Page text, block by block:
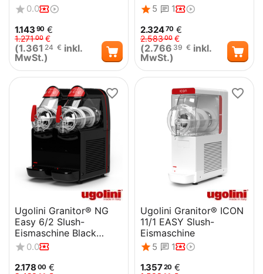
0.0
1.143 90 €
1.27100 €
(1.361 24 € inkl.
MwSt.)
5
1
2.32470 €
2.58300 €
(2.766 39 € inkl.
MwSt.)
Ugolini Granitor® NG
Easy 6/2 Slush-
Eismaschine Black
Edition
0.0
2.178 00 €
Ugolini Granitor® ICON
11/1 EASY Slush-
Eismaschine
5
1
1.35720 €